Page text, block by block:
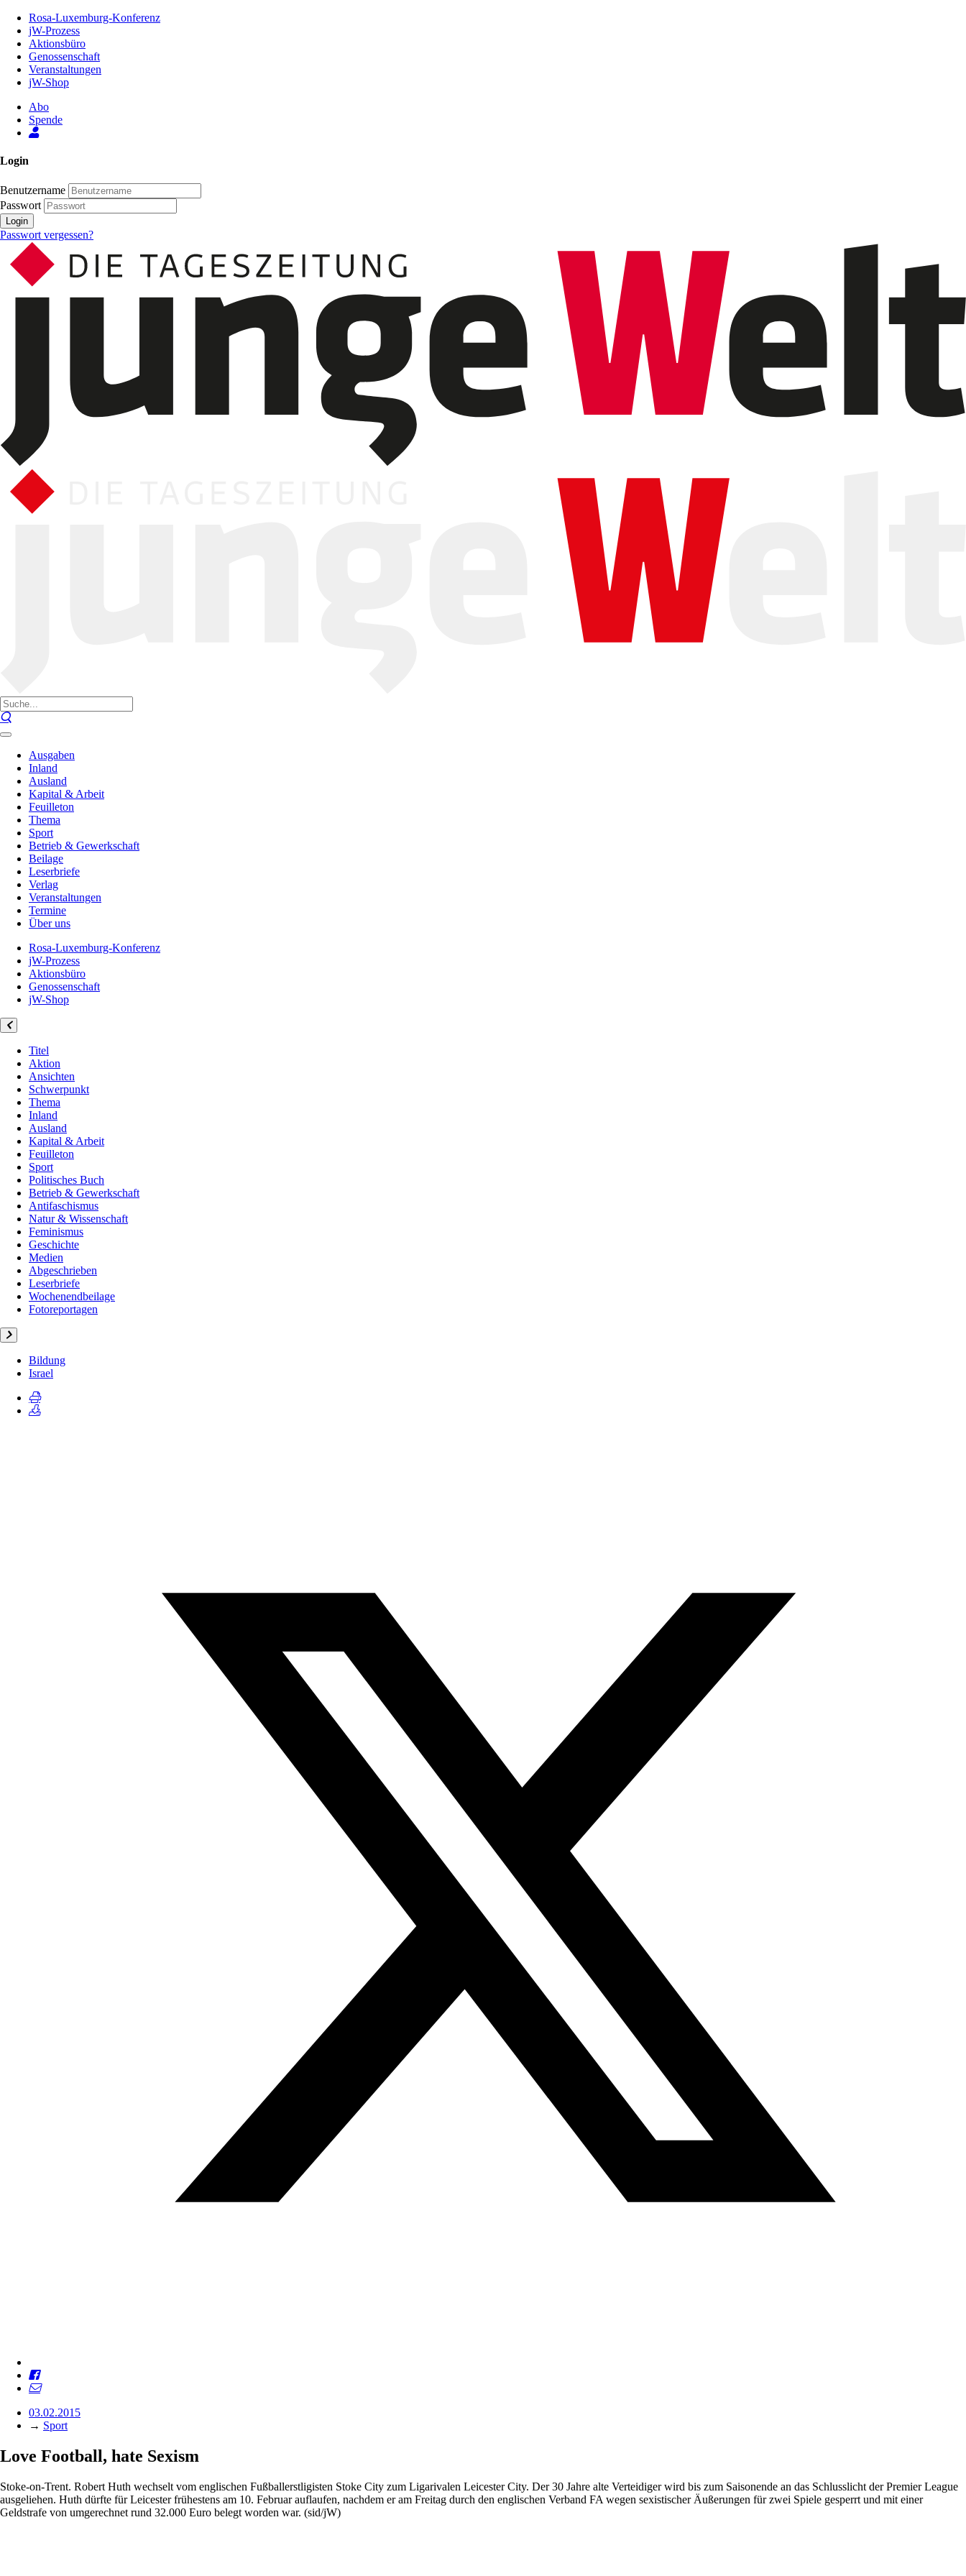
Inhalt
Seite
Rosa-Luxemburg-Konferenz
jW-Prozess
Aktionsbüro
Genossenschaft
Veranstaltungen
jW-Shop
Abo
Spende
Login
Benutzername
Passwort
Login
Passwort vergessen?
Ausgaben
Inland
Ausland
Kapital & Arbeit
Feuilleton
Thema
Sport
Betrieb & Gewerkschaft
Beilage
Leserbriefe
Verlag
Veranstaltungen
Termine
Über uns
Rosa-Luxemburg-Konferenz
jW-Prozess
Aktionsbüro
Genossenschaft
jW-Shop
Titel
Aktion
Ansichten
Schwerpunkt
Thema
Inland
Ausland
Kapital & Arbeit
Feuilleton
Sport
Politisches Buch
Betrieb & Gewerkschaft
Antifaschismus
Natur & Wissenschaft
Feminismus
Geschichte
Medien
Abgeschrieben
Leserbriefe
Wochenendbeilage
Fotoreportagen
Bildung
Israel
03.02.2015
→ Sport
Love Football, hate Sexism
Stoke-on-Trent. Robert Huth wechselt vom englischen Fußballerstligisten Stoke City zum Ligarivalen Leicester City. Der 30 Jahre alte Verteidiger wird bis zum Saisonende an das Schlusslicht der Premier League
ausgeliehen. Huth dürfte für Leicester frühestens am 10. Februar auflaufen, nachdem er am Freitag durch den englischen Verband FA wegen sexistischer Äußerungen für zwei Spiele gesperrt und mit einer
Geldstrafe von umgerechnet rund 32.000 Euro belegt worden war. (sid/jW)